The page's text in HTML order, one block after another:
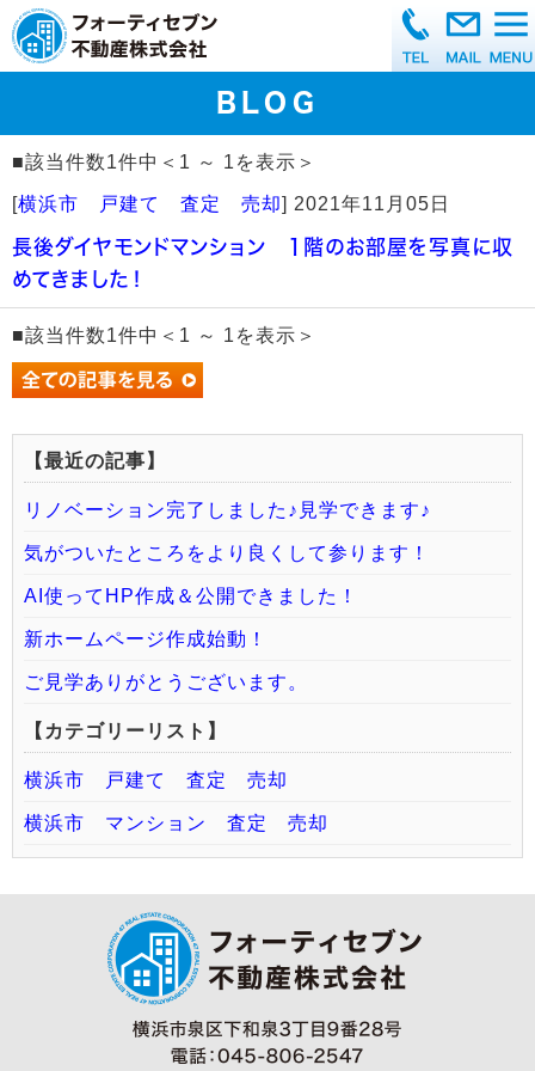
BLOG
■該当件数1件中＜1 ～ 1を表示＞
[横浜市 戸建て 査定 売却] 2021年11月05日
長後ダイヤモンドマンション 1階のお部屋を写真に収
めてきました！
■該当件数1件中＜1 ～ 1を表示＞
【最近の記事】
リノベーション完了しました♪見学できます♪
気がついたところをより良くして参ります！
AI使ってHP作成＆公開できました！
新ホームページ作成始動！
ご見学ありがとうございます。
【カテゴリーリスト】
横浜市 戸建て 査定 売却
横浜市 マンション 査定 売却